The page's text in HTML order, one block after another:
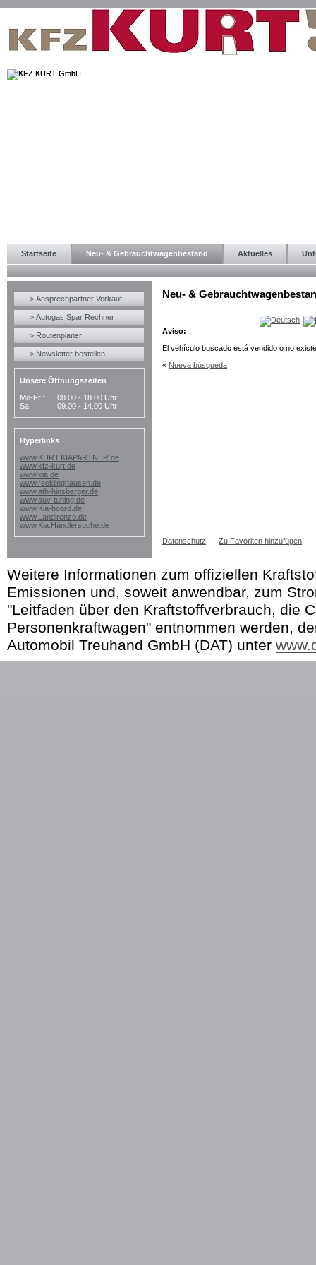
Startseite Neu- & Gebrauchtwagenbestand Aktuelles
> Ansprechpartner Verkauf
> Autogas Spar Rechner
> Routenplaner
> Newsletter bestellen
Unsere Öffnungszeiten
Mo-Fr.:
08.00 - 18.00 Uhr
Sa:
09.00 - 14.00 Uhr
Hyperlinks
www.KURT.KIAPARTNER.de
www.kfz-kurt.de
www.kia.de
www.recklinghausen.de
www.ath-hinsberger.de
www.suv-tuning.de
www.Kia-board.de
www.Landirenzo.de
www.Kia.Händlersuche.de
Neu- &
Aviso:
El vehículo buscado está vendido o no
« Nueva búsqueda
Datenschutz Zu Favoriten hinzufügen
Weitere Informationen zum offiziellen
Emissionen und, soweit anwendbar, zum
"Leitfaden über den Kraftstoffverbrauch, die
Personenkraftwagen" entnommen werden,
Automobil Treuhand GmbH (DAT) unter